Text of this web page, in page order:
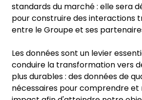
standards du marché : elle sera
pour construire des interactions
entre le Groupe et ses
Les données sont un levier
conduire la transformation vers
plus durables : des données de
nécessaires pour comprendre